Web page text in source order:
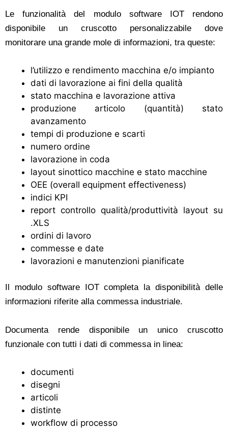
Le funzionalità del modulo software IOT rendono
disponibile un cruscotto personalizzabile dove
monitorare una grande mole di informazioni, tra queste:
l’utilizzo e rendimento macchina e/o impianto
dati di lavorazione ai fini della qualità
stato macchina e lavorazione attiva
produzione articolo (quantità) stato
avanzamento
tempi di produzione e scarti
numero ordine
lavorazione in coda
layout sinottico macchine e stato macchine
OEE (overall equipment effectiveness)
indici KPI
report controllo qualità/produttività layout su
.XLS
ordini di lavoro
commesse e date
lavorazioni e manutenzioni pianificate
Il modulo software IOT completa la disponibilità delle
informazioni riferite alla commessa industriale.
Documenta rende disponibile un unico cruscotto
funzionale con tutti i dati di commessa in linea:
documenti
disegni
articoli
distinte
workflow di processo